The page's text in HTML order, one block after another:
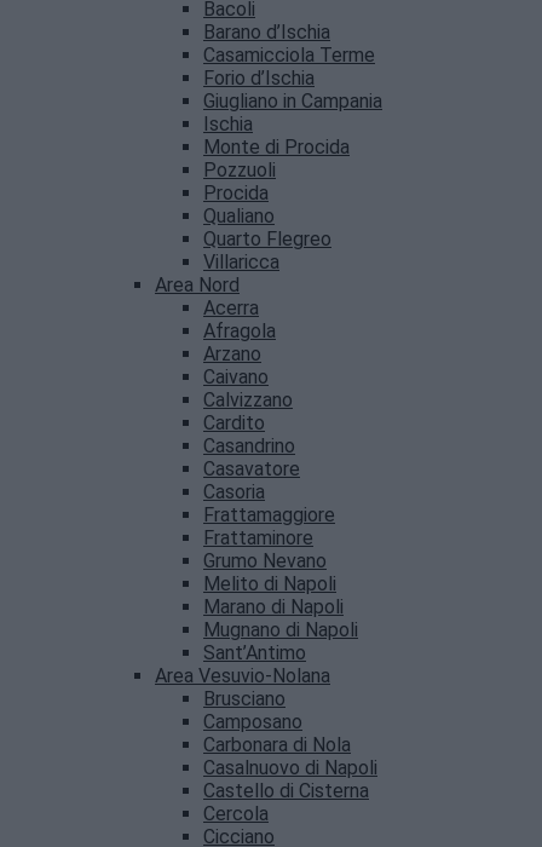
Bacoli
Barano d’Ischia
Casamicciola Terme
Forio d’Ischia
Giugliano in Campania
Ischia
Monte di Procida
Pozzuoli
Procida
Qualiano
Quarto Flegreo
Villaricca
Area Nord
Acerra
Afragola
Arzano
Caivano
Calvizzano
Cardito
Casandrino
Casavatore
Casoria
Frattamaggiore
Frattaminore
Grumo Nevano
Melito di Napoli
Marano di Napoli
Mugnano di Napoli
Sant’Antimo
Area Vesuvio-Nolana
Brusciano
Camposano
Carbonara di Nola
Casalnuovo di Napoli
Castello di Cisterna
Cercola
Cicciano